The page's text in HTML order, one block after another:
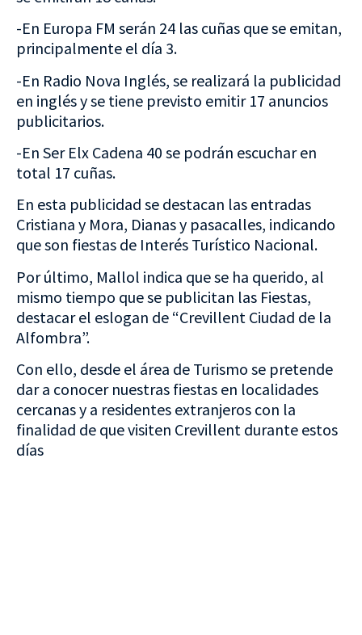
-En Europa FM serán 24 las cuñas que se emitan,
principalmente el día 3.
-En Radio Nova Inglés, se realizará la publicidad
en inglés y se tiene previsto emitir 17 anuncios
publicitarios.
-En Ser Elx Cadena 40 se podrán escuchar en
total 17 cuñas.
En esta publicidad se destacan las entradas
Cristiana y Mora, Dianas y pasacalles, indicando
que son fiestas de Interés Turístico Nacional.
Por último, Mallol indica que se ha querido, al
mismo tiempo que se publicitan las Fiestas,
destacar el eslogan de “Crevillent Ciudad de la
Alfombra”.
Con ello, desde el área de Turismo se pretende
dar a conocer nuestras fiestas en localidades
cercanas y a residentes extranjeros con la
finalidad de que visiten Crevillent durante estos
días